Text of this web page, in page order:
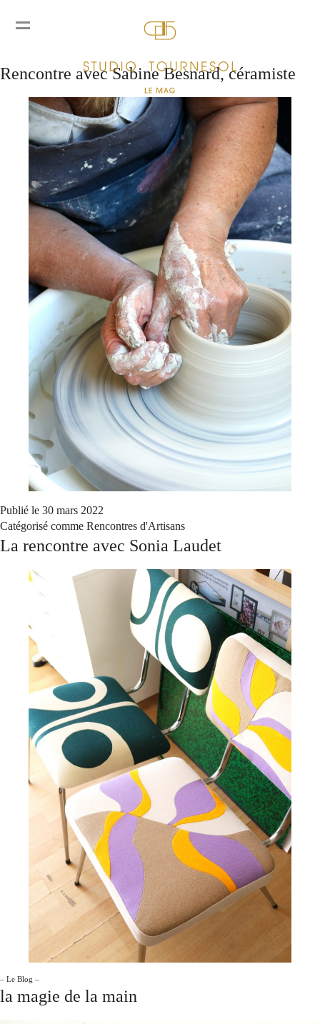
Auteur/autrice :elena
Rencontre avec Sabine Besnard, céramiste
Publié le 30 mars 2022
Catégorisé comme Rencontres d'Artisans
La rencontre avec Sonia Laudet
– Le Blog –
la magie de la main